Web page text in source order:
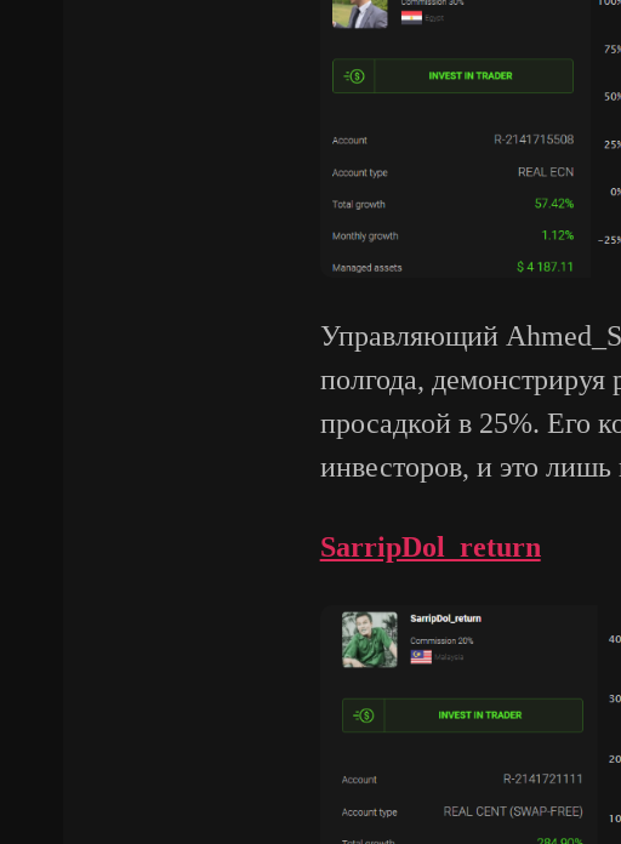
Управляющий
полгода,
просадкой в 25%. Его
инвесторов, и это лишь
SarripDol_return